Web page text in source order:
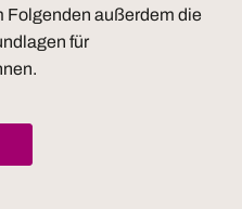
Folgenden außerdem die
für